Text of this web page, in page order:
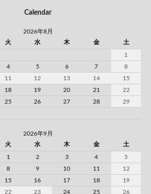
Calendar
2026年8月
火 水 木 金 土
1
4 5 6 7
8
11 12 13 14
15
18 19 20 21
22
25 26 27 28
29
2026年9月
火 水 木 金 土
1 2 3 4
5
8 9 10 11
12
15 16 17 18
19
22 23 24 25 26